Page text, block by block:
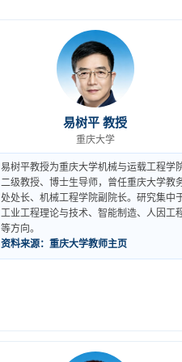
易树平 教授
重庆大学
易树平教授为重庆大学机械与运载工程学
二级教授、博士生导师，曾任重庆大学教
处处长、机械工程学院副院长。研究集中
工业工程理论与技术、智能制造、人因工
等方向。
资料来源：重庆大学教师主页